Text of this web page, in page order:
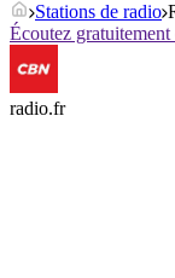
Stations de radio
Écoutez
radio.fr